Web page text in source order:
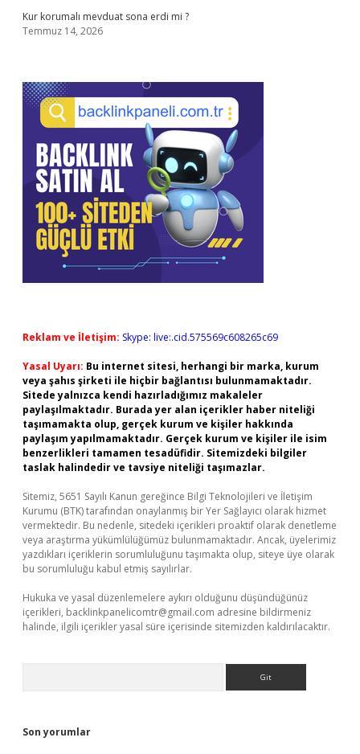
Kur korumalı mevduat sona erdi mi ?
Temmuz 14, 2026
Reklam ve İletişim: Skype: live:.cid.575569c608265c69
Yasal Uyarı: Bu internet sitesi, herhangi bir marka, kurum
veya şahıs şirketi ile hiçbir bağlantısı bulunmamaktadır.
Sitede yalnızca kendi hazırladığımız makaleler
paylaşılmaktadır. Burada yer alan içerikler haber niteliği
taşımamakta olup, gerçek kurum ve kişiler hakkında
paylaşım yapılmamaktadır. Gerçek kurum ve kişiler ile isim
benzerlikleri tamamen tesadüfidir. Sitemizdeki bilgiler
taslak halindedir ve tavsiye niteliği taşımazlar.
Sitemiz, 5651 Sayılı Kanun gereğince Bilgi Teknolojileri ve İletişim
Kurumu (BTK) tarafından onaylanmış bir Yer Sağlayıcı olarak hizmet
vermektedir. Bu nedenle, sitedeki içerikleri proaktif olarak denetleme
veya araştırma yükümlülüğümüz bulunmamaktadır. Ancak, üyelerimiz
yazdıkları içeriklerin sorumluluğunu taşımakta olup, siteye üye olarak
bu sorumluluğu kabul etmiş sayılırlar.
Hukuka ve yasal düzenlemelere aykırı olduğunu düşündüğünüz
içerikleri, backlinkpanelicomtr@gmail.com adresine bildirmeniz
halinde, ilgili içerikler yasal süre içerisinde sitemizden kaldırılacaktır.
Son yorumlar